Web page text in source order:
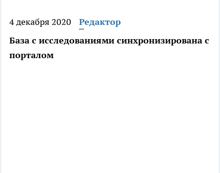
4 декабря 2020
Редактор
База с исследованиями синхронизирована с
порталом